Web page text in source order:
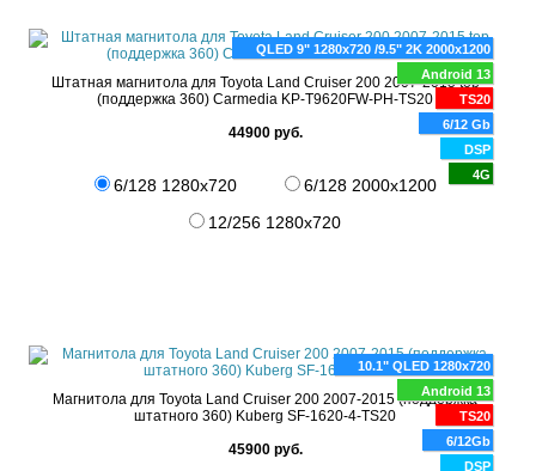
QLED 9" 1280x720 /9.5" 2K 2000x1200
Android 13
TS20
6/12 Gb
DSP
4G
Штатная магнитола для Toyota Land Cruiser 200 2007-2015 top
(поддержка 360) Carmedia KP-T9620FW-PH-TS20
44900 руб.
6/128 1280x720
6/128 2000x1200
12/256 1280x720
10.1" QLED 1280x720
Android 13
TS20
6/12Gb
DSP
Магнитола для Toyota Land Cruiser 200 2007-2015 (поддержка
штатного 360) Kuberg SF-1620-4-TS20
45900 руб.